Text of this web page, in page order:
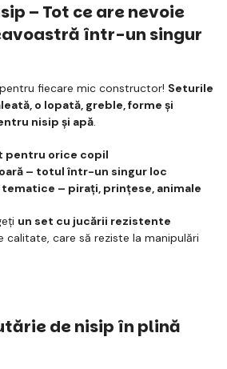
– Tot ce are nevoie
într-un singur
fiecare mic constructor! Seturile
o lopată, greble, forme și
nisip și apă.
pentru orice copil
– totul într-un singur loc
– pirați, prințese, animale
un set cu jucării rezistente
care să reziste la manipulări
de nisip în plină